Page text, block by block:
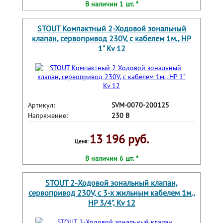
В наличии 1 шт. *
STOUT Компактный 2-Ходовой зональный
клапан, сервопривод 230V, с кабелем 1м., НР
1" Kv 12
Артикул:
SVM-0070-200125
Напряжение:
230 В
Цена: 13 196 руб.
В наличии 6 шт. *
STOUT 2-Ходовой зональный клапан,
сервопривод 230V, с 3-х жильным кабелем 1м.,
НР 3/4", Kv 12